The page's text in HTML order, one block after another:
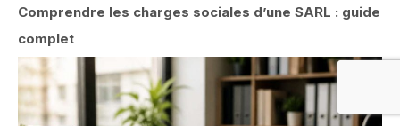
Comprendre les charges sociales d’une SARL : guide
complet